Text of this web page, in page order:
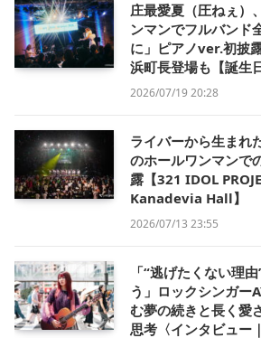
庄最愛夏（圧ねぇ）
ンマンでフルバンド
に」ピアノver.初披
浜町長登場も【誕生
2026/07/19 20:28
ライバーから生まれ
のホールワンマンで
露【321 IDOL
Kanadevia Hall】
2026/07/13 23:55
「“逃げたくない理
う」ロックシンガー
む夢の続きと長く愛
思考〈インタビュー